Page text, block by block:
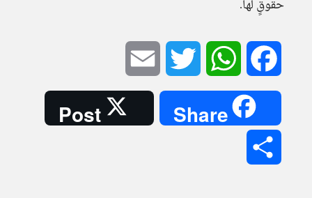
حقوقٍ لها.
Facebook
WhatsApp
Twitter
Share
Post